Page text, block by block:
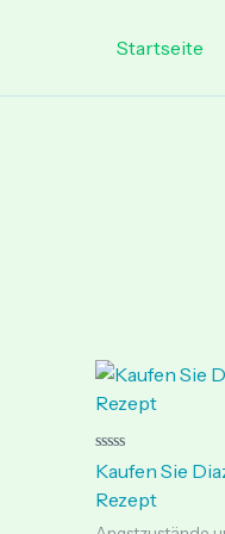
Startseite
Rated
0
out
of
5
Kaufen Sie
Rezept